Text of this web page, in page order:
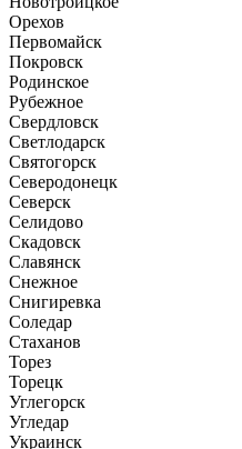
Орехов
Первомайск
Покровск
Родинское
Рубежное
Свердловск
Светлодарск
Святогорск
Северодонецк
Северск
Селидово
Скадовск
Славянск
Снежное
Снигиревка
Соледар
Стаханов
Торез
Торецк
Углегорск
Угледар
Украинск